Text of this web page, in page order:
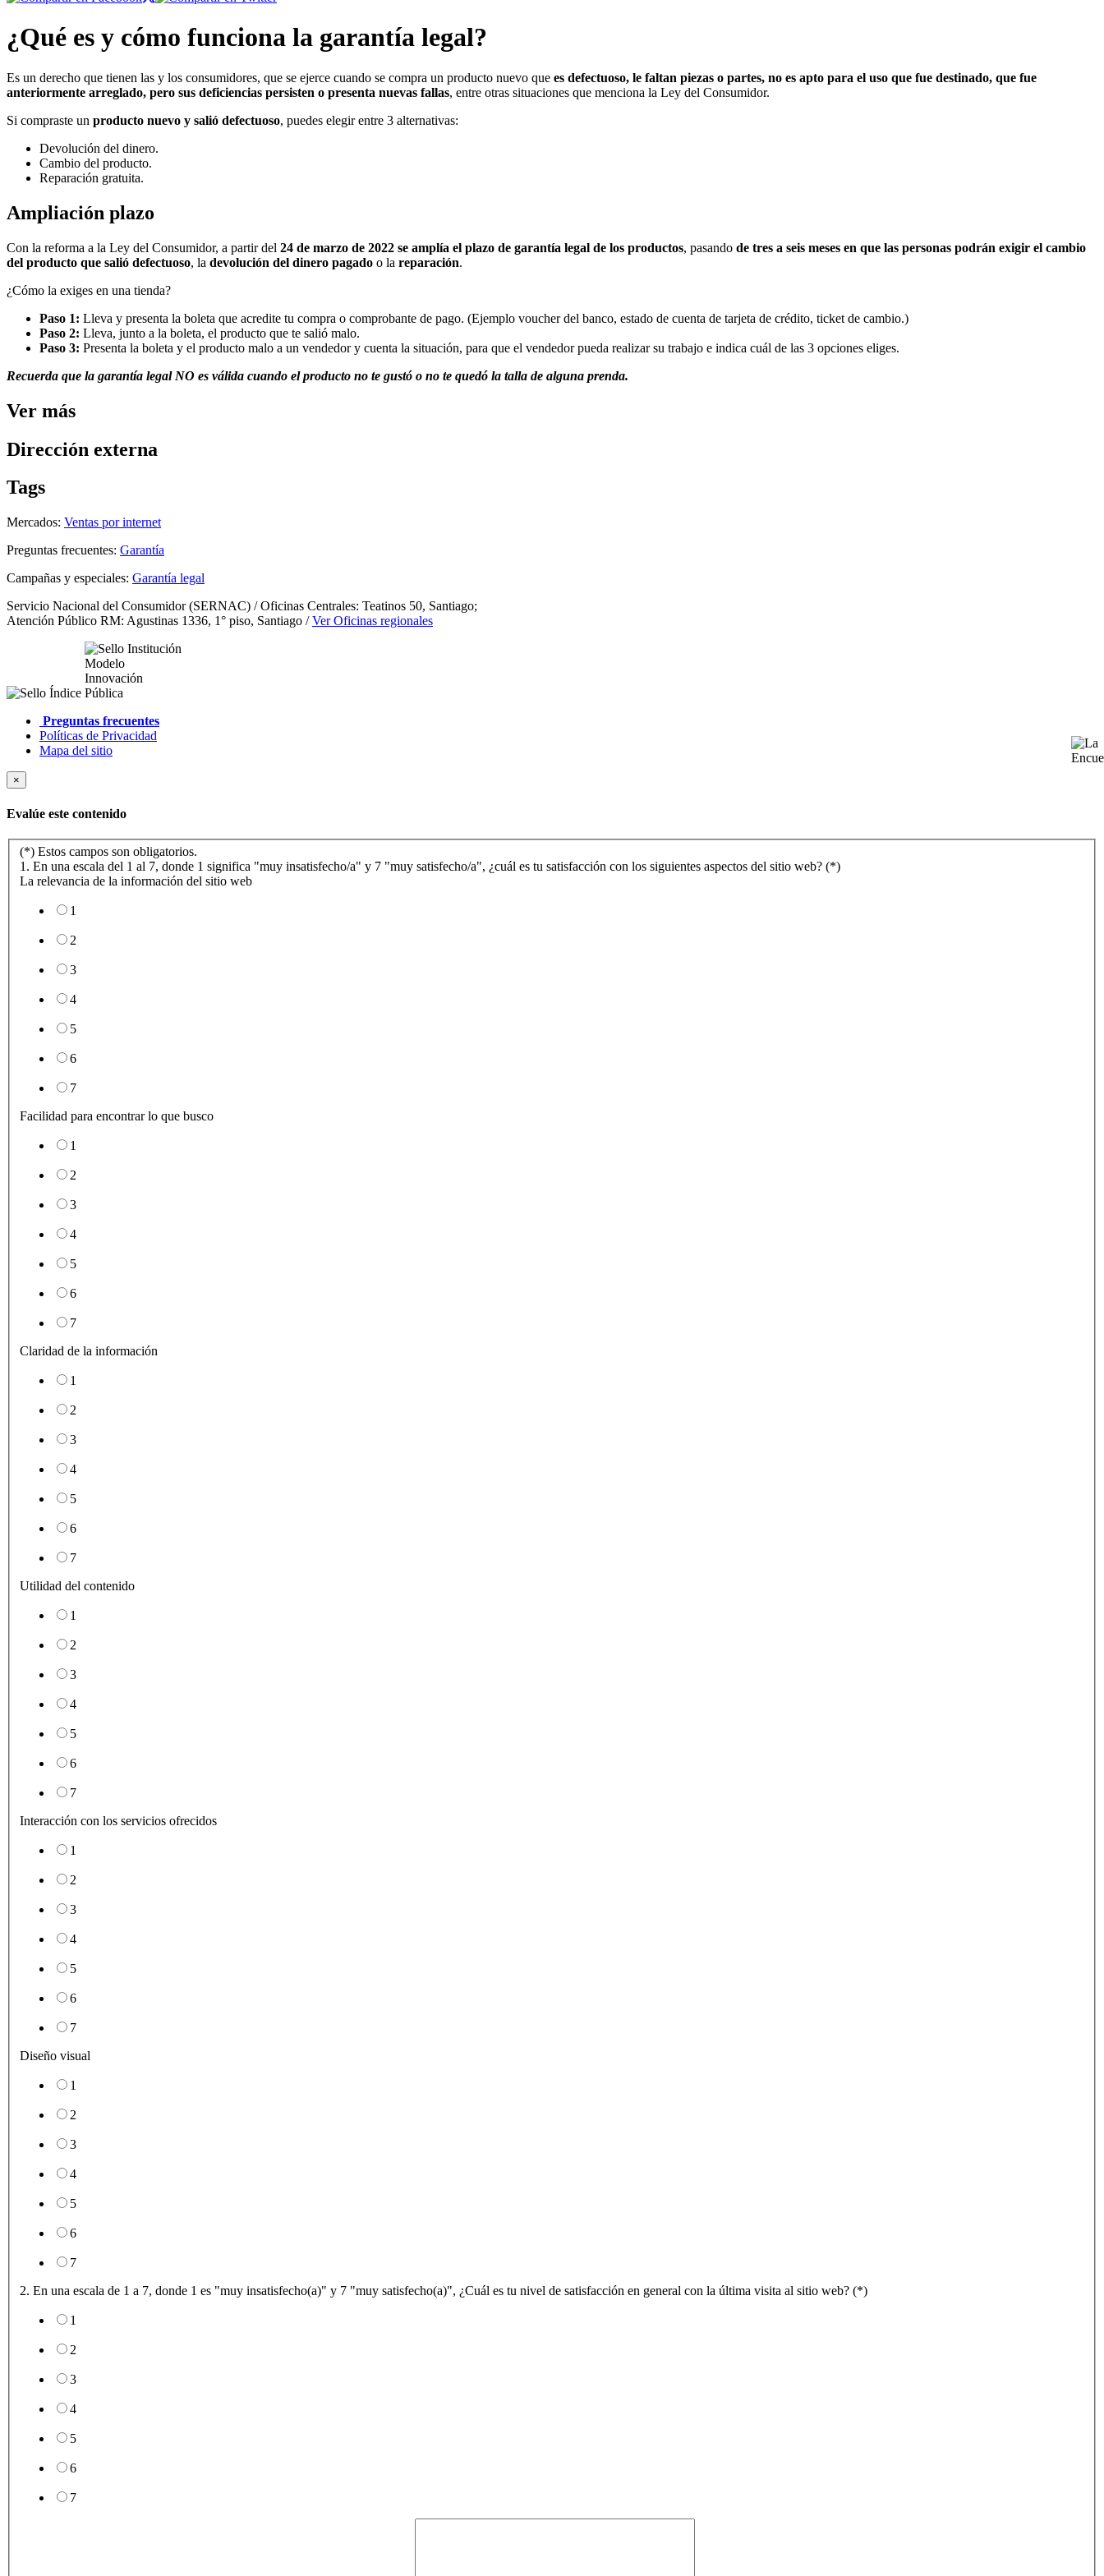
¿Qué es y cómo funciona la garantía legal?
Es un derecho que tienen las y los consumidores, que se ejerce cuando se compra un producto nuevo que es defectuoso, le faltan piezas o partes, no es apto para el uso que fue destinado, que fue
anteriormente arreglado, pero sus deficiencias persisten o presenta nuevas fallas, entre otras situaciones que menciona la Ley del Consumidor.
Si compraste un producto nuevo y salió defectuoso, puedes elegir entre 3 alternativas:
Devolución del dinero.
Cambio del producto.
Reparación gratuita.
Ampliación plazo
Con la reforma a la Ley del Consumidor, a partir del 24 de marzo de 2022 se amplía el plazo de garantía legal de los productos, pasando de tres a seis meses en que las personas podrán exigir el cambio
del producto que salió defectuoso, la devolución del dinero pagado o la reparación.
¿Cómo la exiges en una tienda?
Paso 1: Lleva y presenta la boleta que acredite tu compra o comprobante de pago. (Ejemplo voucher del banco, estado de cuenta de tarjeta de crédito, ticket de cambio.)
Paso 2: Lleva, junto a la boleta, el producto que te salió malo.
Paso 3: Presenta la boleta y el producto malo a un vendedor y cuenta la situación, para que el vendedor pueda realizar su trabajo e indica cuál de las 3 opciones eliges.
Recuerda que la garantía legal NO es válida cuando el producto no te gustó o no te quedó la talla de alguna prenda.
Ver más
Dirección externa
Tags
Mercados: Ventas por internet
Preguntas frecuentes: Garantía
Campañas y especiales: Garantía legal
Servicio Nacional del Consumidor (SERNAC) / Oficinas Centrales: Teatinos 50, Santiago;
Atención Público RM: Agustinas 1336, 1° piso, Santiago /Ver Oficinas regionales
Preguntas frecuentes
Políticas de Privacidad
Mapa del sitio
×
Evalúe este contenido
(*) Estos campos son obligatorios.
1. En una escala del 1 al 7, donde 1 significa "muy insatisfecho/a" y 7 "muy satisfecho/a", ¿cuál es tu satisfacción con los siguientes aspectos del sitio web? (*)
La relevancia de la información del sitio web
1
2
3
4
5
6
7
Facilidad para encontrar lo que busco
1
2
3
4
5
6
7
Claridad de la información
1
2
3
4
5
6
7
Utilidad del contenido
1
2
3
4
5
6
7
Interacción con los servicios ofrecidos
1
2
3
4
5
6
7
Diseño visual
1
2
3
4
5
6
7
2. En una escala de 1 a 7, donde 1 es "muy insatisfecho(a)" y 7 "muy satisfecho(a)", ¿Cuál es tu nivel de satisfacción en general con la última visita al sitio web? (*)
1
2
3
4
5
6
7